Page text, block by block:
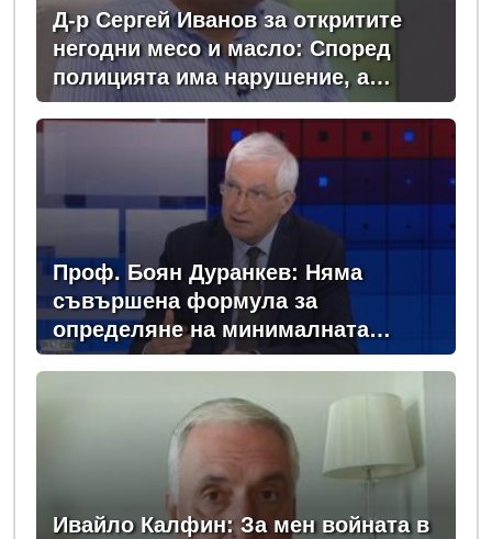
Д-р Сергей Иванов за откритите
негодни месо и масло: Според
полицията има нарушение, а
според БАБХ – няма
Проф. Боян Дуранкев: Няма
съвършена формула за
определяне на минималната
заплата
Ивайло Калфин: За мен войната в